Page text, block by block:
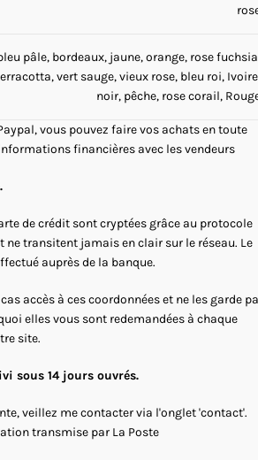
pâle, bordeaux, jaune, orange, rose
vert sauge, vieux rose, bleu roi,
noir, pêche, rose corail,
vous pouvez faire vos achats en toute
financières avec les vendeurs
de crédit sont cryptées grâce au protocole
ne transitent jamais en clair sur le réseau. Le
auprès de la banque.
accès à ces coordonnées et ne les garde
elles vous sont redemandées à chaque
site.
sous 14 jours ouvrés.
veillez me contacter via l'onglet 'contact'.
transmise par La Poste